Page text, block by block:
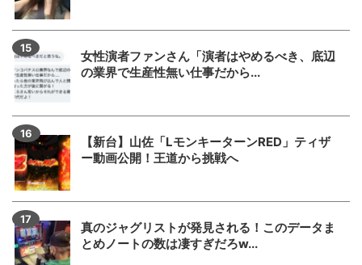
女性演者ファンさん「演者はやめるべき、底辺
の業界で生産性無い仕事だから...
【新台】山佐「LモンキーターンRED」ティザ
ー動画公開！王道から挑戦へ
真のジャグリストが発見される！このデータま
とめノートの数は凄すぎだろw...